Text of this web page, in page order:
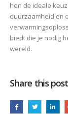
hen de ideale
duurzaamheid en
biedt die je nodig
wereld.
Share this post